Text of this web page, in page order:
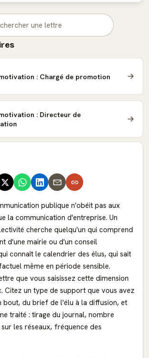
: Chargé de promotion
: Directeur de
publique n'obéit pas aux
la communication d'entreprise. Un
cherche quelqu'un qui comprend
d'une mairie ou d'un conseil
connaît le calendrier des élus, qui sait
même en période sensible.
que vous saisissez cette dimension
Citez un type de support que vous avez
bout, du brief de l'élu à la diffusion, et
traité : tirage du journal, nombre
les réseaux, fréquence des